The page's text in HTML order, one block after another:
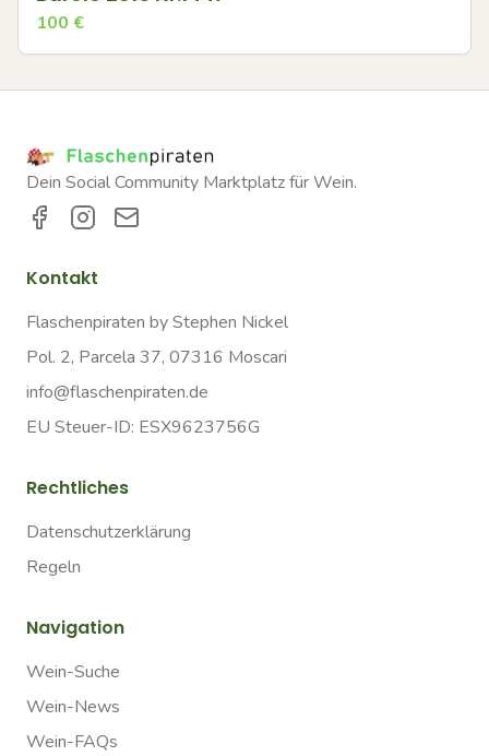
100 €
Dein Social Community Marktplatz für Wein.
Kontakt
Flaschenpiraten by Stephen Nickel
Pol. 2, Parcela 37, 07316 Moscari
info@flaschenpiraten.de
EU Steuer-ID: ESX9623756G
Rechtliches
Datenschutzerklärung
Regeln
Navigation
Wein-Suche
Wein-News
Wein-FAQs